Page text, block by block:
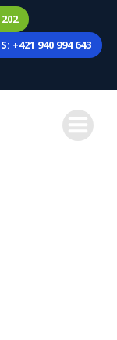
+421 940 994 643